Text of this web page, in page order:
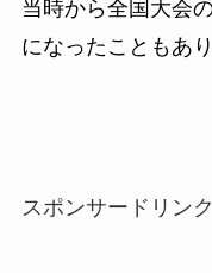
当時から全国大会
になったこともあ
スポンサードリンク